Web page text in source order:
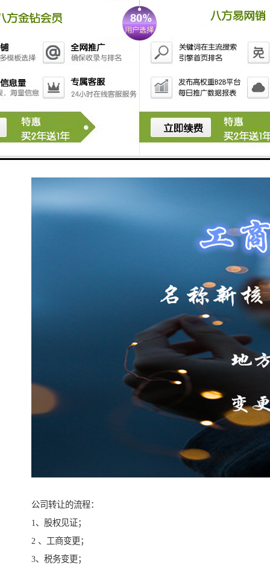
的，如果公司申请登记的经营范围中有法律、行政法规
和决定规定必须在登记前报经批准的项目，提交有关的
批准文件或者许可证书复印件或许可;变更股东或发起人
名称或姓名的，提交名称《准予变更登记通知书》复印
件，及股东或发起人更名后新的主体明或者自然人件复
印件;变更营业期限的，如果法律、行政法规和决定规定
变更营业期限必须报经批准的，提交有关的批准文件或
者许可证书复印件;
公司转让的流程：
1、股权见证；
2 、工商变更；
3、税务变更；